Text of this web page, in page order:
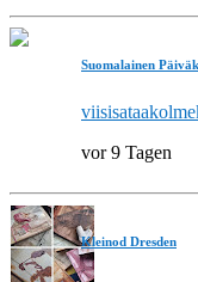
Suomalainen
vor 9 Tagen
Kleinod Dresden